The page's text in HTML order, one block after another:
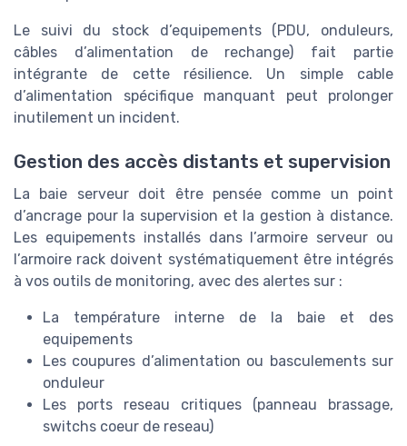
Le suivi du stock d’equipements (PDU, onduleurs,
câbles d’alimentation de rechange) fait partie
intégrante de cette résilience. Un simple cable
d’alimentation spécifique manquant peut prolonger
inutilement un incident.
Gestion des accès distants et supervision
La baie serveur doit être pensée comme un point
d’ancrage pour la supervision et la gestion à distance.
Les equipements installés dans l’armoire serveur ou
l’armoire rack doivent systématiquement être intégrés
à vos outils de monitoring, avec des alertes sur :
La température interne de la baie et des
equipements
Les coupures d’alimentation ou basculements sur
onduleur
Les ports reseau critiques (panneau brassage,
switchs coeur de reseau)